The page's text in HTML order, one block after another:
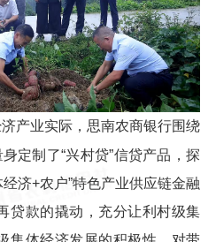
产业实际，思南农商银行围绕
定制了“兴村贷”信贷产品，探
济+农户”特色产业供应链金融
贷款的撬动，充分让利村级集